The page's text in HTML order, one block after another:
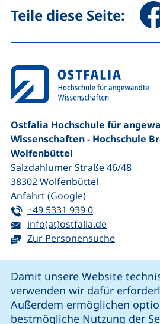
Damit unsere Website
verwenden wir dafür
Außerdem ermöglichen
bestmögliche Nutzung der
Teile diese Seite:
Ostfalia Hochschule für
Wissenschaften - Hochschule
Wolfenbüttel
Salzdahlumer Straße 46/48
38302Wolfenbüttel
Anfahrt (Google)(externer Link,
Tel:
+49 5331 939 0(startet einen
E-Mail:
info(at)ostfalia.de(öffnet Ihr
Zur Personensuche
unsere Facebook-Seite
unsere LinkedIn-Seite
unsere Instagram-
unsere